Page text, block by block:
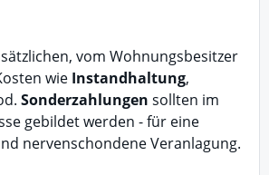
vom Wohnungsbesitzer
wie Instandhaltung,
Sonderzahlungen sollten im
gebildet werden - für eine
nervenschondene Veranlagung.